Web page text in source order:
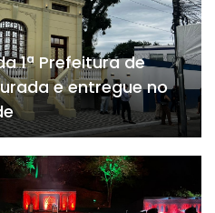
1ª Prefeitura de
e entregue no